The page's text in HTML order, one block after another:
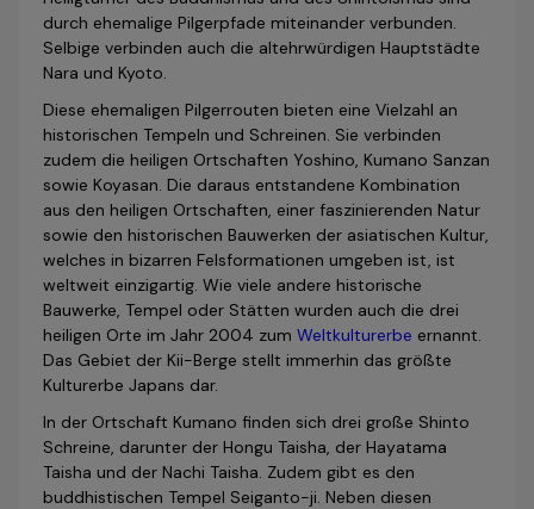
durch ehemalige Pilgerpfade miteinander verbunden.
Selbige verbinden auch die altehrwürdigen Hauptstädte
Nara und Kyoto.
Diese ehemaligen Pilgerrouten bieten eine Vielzahl an
historischen Tempeln und Schreinen. Sie verbinden
zudem die heiligen Ortschaften Yoshino, Kumano Sanzan
sowie Koyasan. Die daraus entstandene Kombination
aus den heiligen Ortschaften, einer faszinierenden Natur
sowie den historischen Bauwerken der asiatischen Kultur,
welches in bizarren Felsformationen umgeben ist, ist
weltweit einzigartig. Wie viele andere historische
Bauwerke, Tempel oder Stätten wurden auch die drei
heiligen Orte im Jahr 2004 zum Weltkulturerbe ernannt.
Das Gebiet der Kii-Berge stellt immerhin das größte
Kulturerbe Japans dar.
In der Ortschaft Kumano finden sich drei große Shinto
Schreine, darunter der Hongu Taisha, der Hayatama
Taisha und der Nachi Taisha. Zudem gibt es den
buddhistischen Tempel Seiganto-ji. Neben diesen